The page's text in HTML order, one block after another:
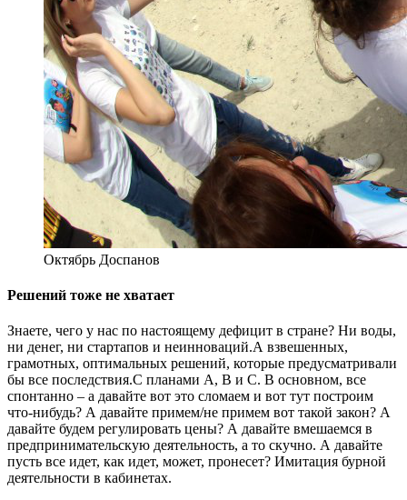
Октябрь Доспанов
Решений тоже не хватает
Знаете, чего у нас по настоящему дефицит в стране? Ни воды,
ни денег, ни стартапов и неинноваций.А взвешенных,
грамотных, оптимальных решений, которые предусматривали
бы все последствия.С планами А, В и С. В основном, все
спонтанно – а давайте вот это сломаем и вот тут построим
что-нибудь? А давайте примем/не примем вот такой закон? А
давайте будем регулировать цены? А давайте вмешаемся в
предпринимательскую деятельность, а то скучно. А давайте
пусть все идет, как идет, может, пронесет? Имитация бурной
деятельности в кабинетах.